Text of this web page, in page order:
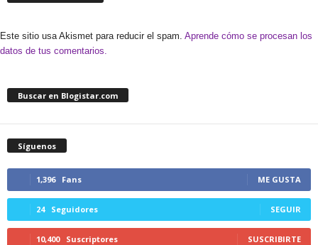
Este sitio usa Akismet para reducir el spam. Aprende cómo se procesan los
datos de tus comentarios.
Buscar en Blogistar.com
Síguenos
1,396 Fans ME GUSTA
24 Seguidores SEGUIR
10,400 Suscriptores SUSCRIBIRTE